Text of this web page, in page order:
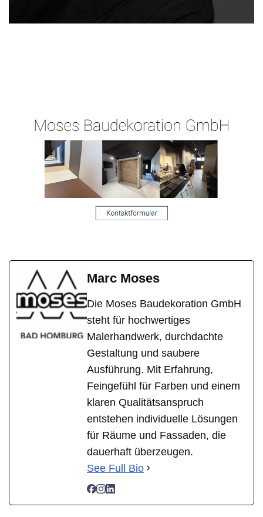
Marc Moses
Die Moses Baudekoration GmbH
steht für hochwertiges
Malerhandwerk, durchdachte
Gestaltung und saubere
Ausführung. Mit Erfahrung,
Feingefühl für Farben und einem
klaren Qualitätsanspruch
entstehen individuelle Lösungen
für Räume und Fassaden, die
dauerhaft überzeugen.
See Full Bio